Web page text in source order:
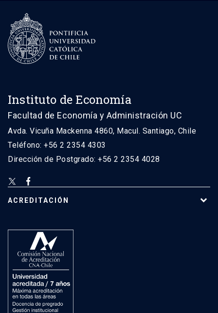
Instituto de Economía
Facultad de Economía y Administración UC
Avda. Vicuña Mackenna 4860, Macul. Santiago, Chile
Teléfono: +56 2 2354 4303
Dirección de Postgrado: +56 2 2354 4028
ACREDITACIÓN